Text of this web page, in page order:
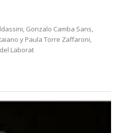
Gonzalo Camba Sans,
y Paula Torre Zaffaroni,
Laborat